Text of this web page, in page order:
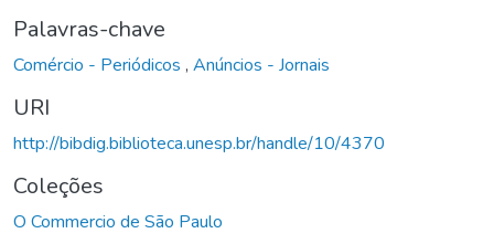
Palavras-chave
Comércio - Periódicos , Anúncios - Jornais
URI
http://bibdig.biblioteca.unesp.br/handle/10/4370
Coleções
O Commercio de São Paulo